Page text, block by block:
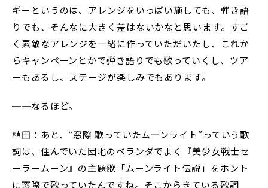
ギーというのは、アレンジをいっぱい施しても、弾き語
りでも、そんなに大きく差はないかなと思います。すご
く素敵なアレンジを一緒に作っていただいたし、これか
らキャンペーンとかで弾き語りでも歌っていくし、ツア
ーもあるし、ステージが楽しみでもあります。
──なるほど。
植田：あと、“窓際 歌っていたムーンライト”っていう歌
詞は、住んでいた団地のベランダでよく『美少女戦士セ
ーラームーン』の主題歌「ムーンライト伝説」をホント
に窓際で歌っていたんですね。そこからきている歌詞